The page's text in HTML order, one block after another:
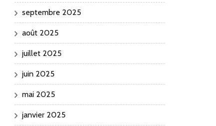
septembre 2025
août 2025
juillet 2025
juin 2025
mai 2025
janvier 2025